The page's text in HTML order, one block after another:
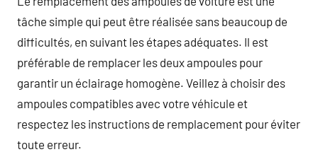
tâche simple qui peut être réalisée sans beaucoup de
difficultés, en suivant les étapes adéquates. Il est
préférable de remplacer les deux ampoules pour
garantir un éclairage homogène. Veillez à choisir des
ampoules compatibles avec votre véhicule et
respectez les instructions de remplacement pour éviter
toute erreur.